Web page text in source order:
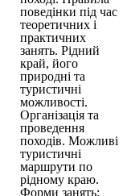
поведінки під час
теоретичних і
практичних
занять. Рідний
край, його
природні та
туристичні
можливості.
Організація та
проведення
походів. Можливі
туристичні
маршрути по
рідному краю.
Форми занять: